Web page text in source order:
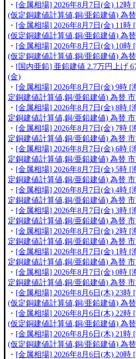
・ [金属相場] 2026年8月7日(金) 12時
(仮定銅建値計算値,銅/亜鉛建値) 為
・ [金属相場] 2026年8月7日(金) 11時
(仮定銅建値計算値,銅/亜鉛建値) 為
・ [金属相場] 2026年8月7日(金) 10時
(仮定銅建値計算値,銅/亜鉛建値) 為
・ [国内亜鉛] 亜鉛建値 2.7万円上げ
(金)
・ [金属相場] 2026年8月7日(金) 9時
定銅建値計算値,銅/亜鉛建値) 為替
・ [金属相場] 2026年8月7日(金) 8時
定銅建値計算値,銅/亜鉛建値) 為替
・ [金属相場] 2026年8月7日(金) 7時
定銅建値計算値,銅/亜鉛建値) 為替
・ [金属相場] 2026年8月7日(金) 6時
定銅建値計算値,銅/亜鉛建値) 為替
・ [金属相場] 2026年8月7日(金) 5時
定銅建値計算値,銅/亜鉛建値) 為替
・ [金属相場] 2026年8月7日(金) 4時
定銅建値計算値,銅/亜鉛建値) 為替
・ [金属相場] 2026年8月7日(金) 3時
定銅建値計算値,銅/亜鉛建値) 為替
・ [金属相場] 2026年8月7日(金) 2時
定銅建値計算値,銅/亜鉛建値) 為替
・ [金属相場] 2026年8月7日(金) 1時
定銅建値計算値,銅/亜鉛建値) 為替
・ [金属相場] 2026年8月7日(金) 0時
定銅建値計算値,銅/亜鉛建値) 為替
・ [金属相場] 2026年8月6日(木) 23時
(仮定銅建値計算値,銅/亜鉛建値) 為
・ [金属相場] 2026年8月6日(木) 22時
(仮定銅建値計算値,銅/亜鉛建値) 為
・ [金属相場] 2026年8月6日(木) 21時
(仮定銅建値計算値,銅/亜鉛建値) 為
・ [金属相場] 2026年8月6日(木) 20時